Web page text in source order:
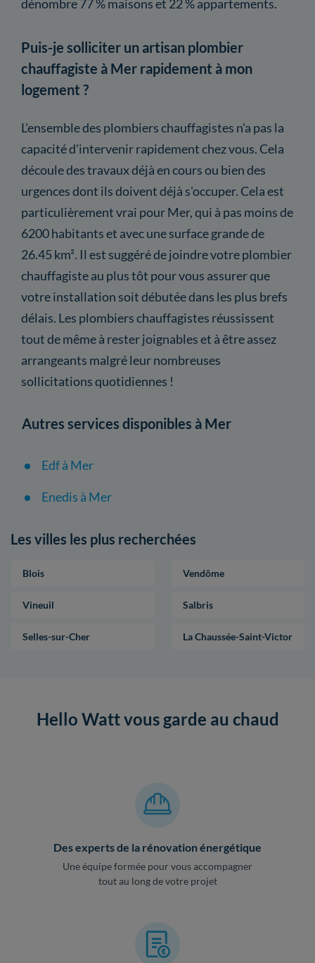
dénombre 77 % maisons et 22 % appartements.
Puis-je solliciter un artisan plombier
chauffagiste à Mer rapidement à mon
logement ?
L'ensemble des plombiers chauffagistes n'a pas la
capacité d'intervenir rapidement chez vous. Cela
découle des travaux déjà en cours ou bien des
urgences dont ils doivent déjà s'occuper. Cela est
particulièrement vrai pour Mer, qui à pas moins de
6200 habitants et avec une surface grande de
26.45 km². Il est suggéré de joindre votre plombier
chauffagiste au plus tôt pour vous assurer que
votre installation soit débutée dans les plus brefs
délais. Les plombiers chauffagistes réussissent
tout de même à rester joignables et à être assez
arrangeants malgré leur nombreuses
sollicitations quotidiennes !
Autres services disponibles à Mer
Edf à Mer
Enedis à Mer
Les villes les plus recherchées
Blois Vendôme
Vineuil Salbris
Selles-sur-Cher La Chaussée-Saint-Victor
Hello Watt vous garde au chaud
Des experts de la rénovation énergétique
Une équipe formée pour vous accompagner
tout au long de votre projet